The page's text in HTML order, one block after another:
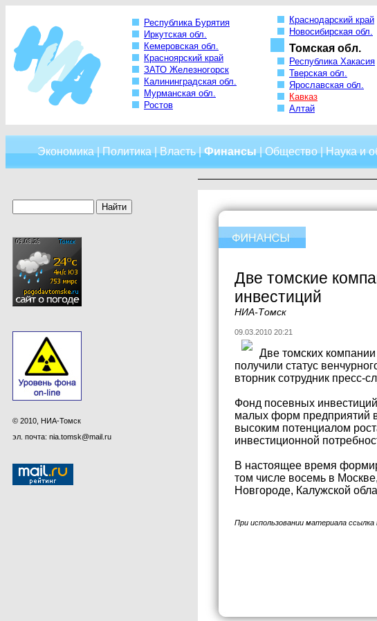
Республика Бурятия
Иркутская обл.
Кемеровская обл.
Красноярский край
ЗАТО Железногорск
Калининградская обл.
Мурманская обл.
Ростов
Краснодарский край
Новосибирская обл.
Томская обл.
Республика Хакасия
Тверская обл.
Ярославская обл.
Кавказ
Алтай
Экономика|Политика|Власть|Финансы|Общество|Наука и
© 2010, НИА-Томск
эл. почта: nia.tomsk@mail.ru
Две томские
инвестиций
НИА-Томск
09.03.2010 20:21
Две томских
получили статус
вторник сотрудник пресс-
Фонд посевных
малых форм предприятий
высоким потенциалом
инвестиционной
В настоящее время
том числе восемь в
Новгороде, Калужской
При использовании материала